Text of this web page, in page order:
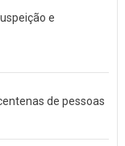
e
de pessoas